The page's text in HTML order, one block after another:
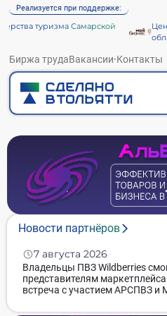
Реализуется при поддержке:
туризма Самарской
Биржа трудаВакансии·Контакты
Новости партнёров
7 августа 2026
Владельцы ПВЗ Wildberries
представителям
встреча с участием АРСПВЗ и
могут заранее направить